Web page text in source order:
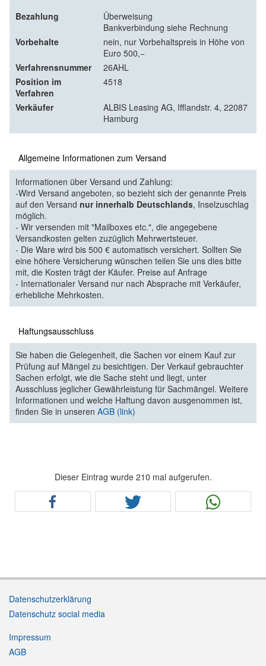
Bezahlung
Überweisung
Bankverbindung siehe Rechnung
Vorbehalte
nein, nur Vorbehaltspreis in Höhe von
Euro 500,−
Verfahrensnummer
26AHL
Position im
Verfahren
4518
Verkäufer
ALBIS Leasing AG, Ifflandstr. 4, 22087
Hamburg
Allgemeine Informationen zum Versand
Informationen über Versand und Zahlung:
-Wird Versand angeboten, so bezieht sich der genannte Preis
auf den Versand nur innerhalb Deutschlands, Inselzuschlag
möglich.
- Wir versenden mit "Mailboxes etc.", die angegebene
Versandkosten gelten zuzüglich Mehrwertsteuer.
- Die Ware wird bis 500 € automatisch versichert. Sollten Sie
eine höhere Versicherung wünschen teilen Sie uns dies bitte
mit, die Kosten trägt der Käufer. Preise auf Anfrage
- Internationaler Versand nur nach Absprache mit Verkäufer,
erhebliche Mehrkosten.
Haftungsausschluss
Sie haben die Gelegenheit, die Sachen vor einem Kauf zur
Prüfung auf Mängel zu besichtigen. Der Verkauf gebrauchter
Sachen erfolgt, wie die Sache steht und liegt, unter
Ausschluss jeglicher Gewährleistung für Sachmängel. Weitere
Informationen und welche Haftung davon ausgenommen ist,
finden Sie in unseren AGB (link)
Dieser Eintrag wurde 210 mal aufgerufen.
Datenschutzerklärung
Datenschutz social media
Impressum
AGB